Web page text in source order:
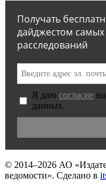
Получать
дайджестом самых
расследований
Я даю согласие
данных.
© 2014–2026 АО
ведомости». Сделано в